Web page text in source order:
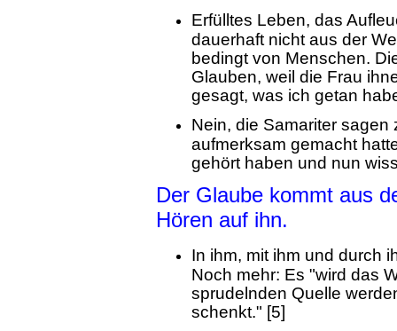
Erfülltes Leben, das
dauerhaft nicht aus der
bedingt von Menschen.
Glauben, weil die Frau
gesagt, was ich getan
Nein, die Samariter
aufmerksam gemacht
gehört haben und nun
Der Glaube kommt aus
Hören auf ihn.
In ihm, mit ihm und durch
Noch mehr: Es "wird das
sprudelnden Quelle
schenkt." [5]